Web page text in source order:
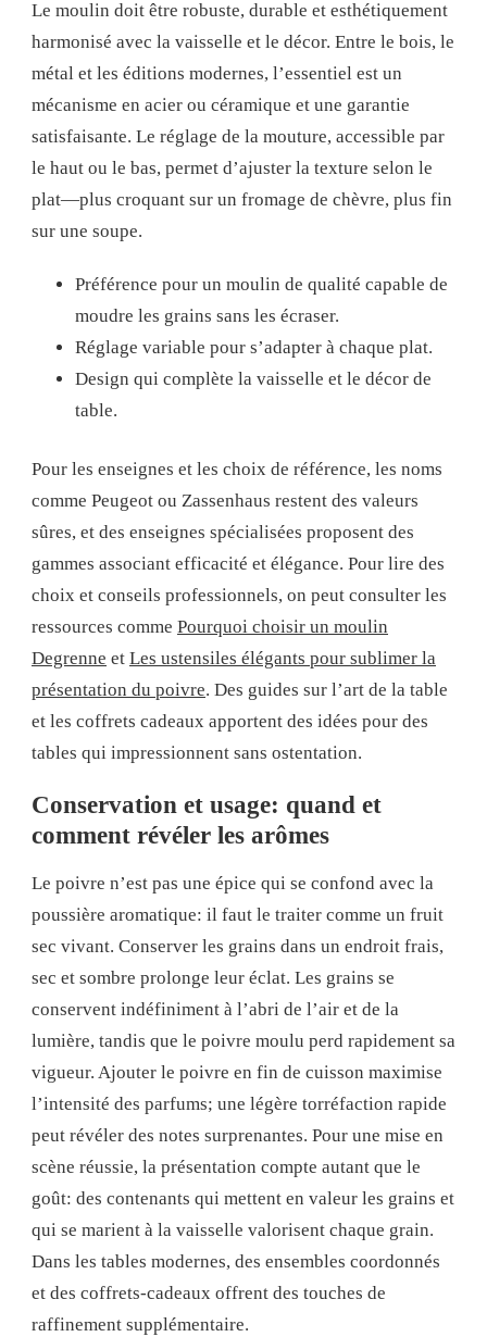
Le moulin doit être robuste, durable et esthétiquement
harmonisé avec la vaisselle et le décor. Entre le bois, le
métal et les éditions modernes, l’essentiel est un
mécanisme en acier ou céramique et une garantie
satisfaisante. Le réglage de la mouture, accessible par
le haut ou le bas, permet d’ajuster la texture selon le
plat—plus croquant sur un fromage de chèvre, plus fin
sur une soupe.
Préférence pour un moulin de qualité capable de
moudre les grains sans les écraser.
Réglage variable pour s’adapter à chaque plat.
Design qui complète la vaisselle et le décor de
table.
Pour les enseignes et les choix de référence, les noms
comme Peugeot ou Zassenhaus restent des valeurs
sûres, et des enseignes spécialisées proposent des
gammes associant efficacité et élégance. Pour lire des
choix et conseils professionnels, on peut consulter les
ressources comme Pourquoi choisir un moulin
Degrenne et Les ustensiles élégants pour sublimer la
présentation du poivre. Des guides sur l’art de la table
et les coffrets cadeaux apportent des idées pour des
tables qui impressionnent sans ostentation.
Conservation et usage: quand et
comment révéler les arômes
Le poivre n’est pas une épice qui se confond avec la
poussière aromatique: il faut le traiter comme un fruit
sec vivant. Conserver les grains dans un endroit frais,
sec et sombre prolonge leur éclat. Les grains se
conservent indéfiniment à l’abri de l’air et de la
lumière, tandis que le poivre moulu perd rapidement sa
vigueur. Ajouter le poivre en fin de cuisson maximise
l’intensité des parfums; une légère torréfaction rapide
peut révéler des notes surprenantes. Pour une mise en
scène réussie, la présentation compte autant que le
goût: des contenants qui mettent en valeur les grains et
qui se marient à la vaisselle valorisent chaque grain.
Dans les tables modernes, des ensembles coordonnés
et des coffrets-cadeaux offrent des touches de
raffinement supplémentaire.